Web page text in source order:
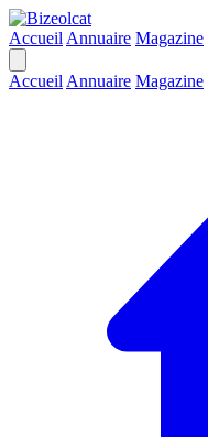
Accueil Annuaire Magazine
Accueil Annuaire Magazine